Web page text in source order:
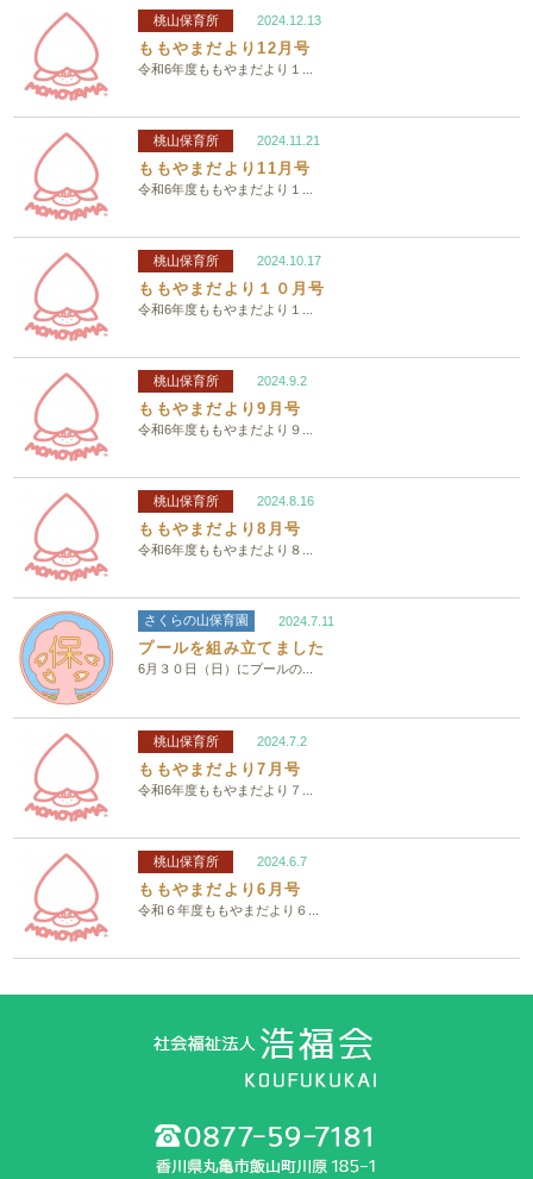
桃山保育所 2024.12.13
ももやまだより12月号
令和6年度ももやまだより１...
桃山保育所 2024.11.21
ももやまだより11月号
令和6年度ももやまだより１...
桃山保育所 2024.10.17
ももやまだより１０月号
令和6年度ももやまだより１...
桃山保育所 2024.9.2
ももやまだより9月号
令和6年度ももやまだより９...
桃山保育所 2024.8.16
ももやまだより8月号
令和6年度ももやまだより８...
さくらの山保育園 2024.7.11
プールを組み立てました
6月３０日（日）にプールの...
桃山保育所 2024.7.2
ももやまだより7月号
令和6年度ももやまだより７...
桃山保育所 2024.6.7
ももやまだより6月号
令和６年度ももやまだより６...